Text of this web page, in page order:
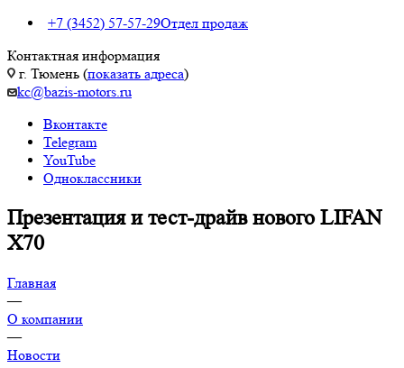
+7 (3452) 57-57-29Отдел продаж
Контактная информация
г. Тюмень (показать адреса)
kc@bazis-motors.ru
Вконтакте
Telegram
YouTube
Одноклассники
Презентация и тест-драйв нового LIFAN
X70
Главная
—
О компании
—
Новости